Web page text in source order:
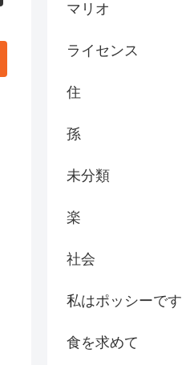
マリオ
ライセンス
住
孫
未分類
楽
社会
私はポッシーです
食を求めて